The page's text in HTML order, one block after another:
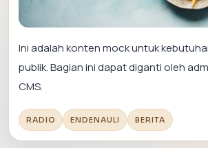
Ini adalah konten mock untuk
publik. Bagian ini dapat diganti oleh
CMS.
RADIO ENDENAULI BERITA